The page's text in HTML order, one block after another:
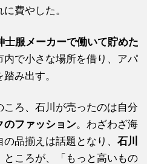
費やした。
士服メーカーで働いて貯めた
内で小さな場所を借り、アパ
み出す。
ろ、石川が売ったのは自分
のファッション。わざわざ海
品揃えは話題となり、石川
ところが、「もっと高いもの